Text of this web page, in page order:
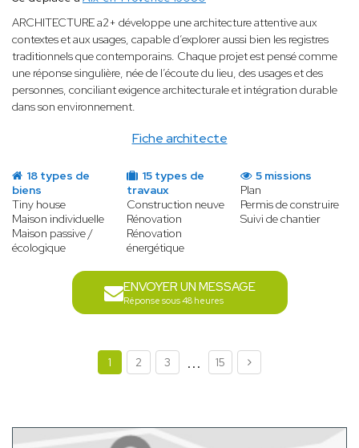
Fiche architecte
ARCHITECTURE a2+ développe une architecture attentive aux
contextes et aux usages, capable d’explorer aussi bien les registres
traditionnels que contemporains. Chaque projet est pensé comme
une réponse singulière, née de l’écoute du lieu, des usages et des
personnes, conciliant exigence architecturale et intégration durable
dans son environnement.
18 types de
biens
Tiny house
Maison individuelle
Maison passive /
écologique
15 types de
travaux
Construction neuve
Rénovation
Rénovation
énergétique
5 missions
Plan
Permis de construire
Suivi de chantier
ENVOYER UN MESSAGE
Réponse sous 48 heures
1 2 3 ... 15